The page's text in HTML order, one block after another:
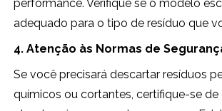
performance. Verifique se o modelo
adequado para o tipo de resíduo que
4. Atenção às Normas de
Se você precisará descartar resíduos
químicos ou cortantes, certifique-se de